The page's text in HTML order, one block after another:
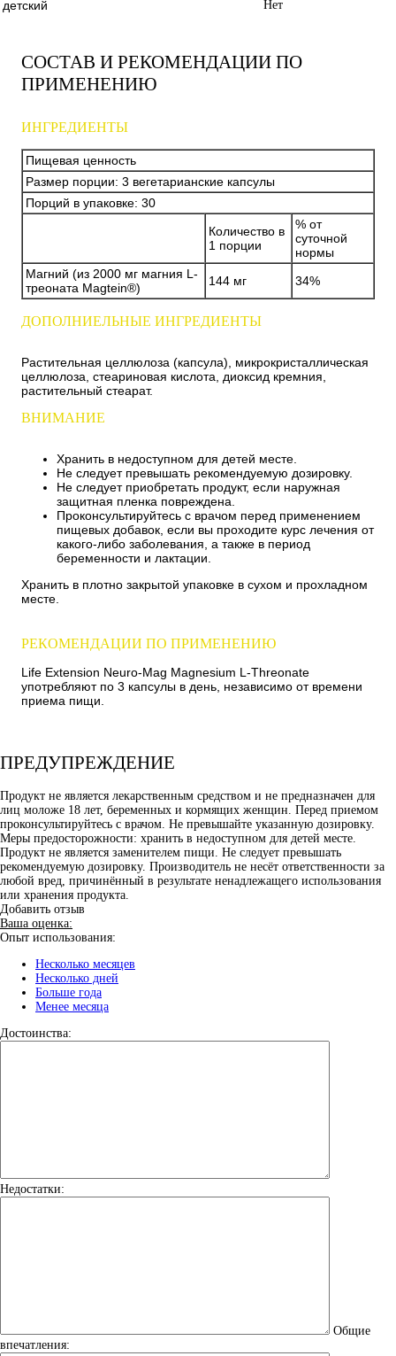
детский Нет
СОСТАВ И РЕКОМЕНДАЦИИ ПО
ПРИМЕНЕНИЮ
ИНГРЕДИЕНТЫ
Пищевая ценность
Размер порции: 3 вегетарианские капсулы
Порций в упаковке: 30
Количество в
1 порции
% от
суточной
нормы
Магний (из 2000 мг магния L-
треоната Magtein®)
144 мг 34%
ДОПОЛНИЕЛЬНЫЕ ИНГРЕДИЕНТЫ
Растительная целлюлоза (капсула), микрокристаллическая
целлюлоза, стеариновая кислота, диоксид кремния,
растительный стеарат.
ВНИМАНИЕ
Хранить в недоступном для детей месте.
Не следует превышать рекомендуемую дозировку.
Не следует приобретать продукт, если наружная
защитная пленка повреждена.
Проконсультируйтесь с врачом перед применением
пищевых добавок, если вы проходите курс лечения от
какого-либо заболевания, а также в период
беременности и лактации.
Хранить в плотно закрытой упаковке в сухом и прохладном
месте.
РЕКОМЕНДАЦИИ ПО ПРИМЕНЕНИЮ
Life Extension Neuro-Mag Magnesium L-Threonate
употребляют по 3 капсулы в день, независимо от времени
приема пищи.
ПРЕДУПРЕЖДЕНИЕ
Продукт не является лекарственным средством и не предназначен для
лиц моложе 18 лет, беременных и кормящих женщин. Перед приемом
проконсультируйтесь с врачом. Не превышайте указанную дозировку.
Меры предосторожности: хранить в недоступном для детей месте.
Продукт не является заменителем пищи. Не следует превышать
рекомендуемую дозировку. Производитель не несёт ответственности за
любой вред, причинённый в результате ненадлежащего использования
или хранения продукта.
Добавить отзыв
Ваша оценка:
Опыт использования:
Несколько месяцев
Несколько дней
Больше года
Менее месяца
Достоинства:
Недостатки:
Общие
впечатления: